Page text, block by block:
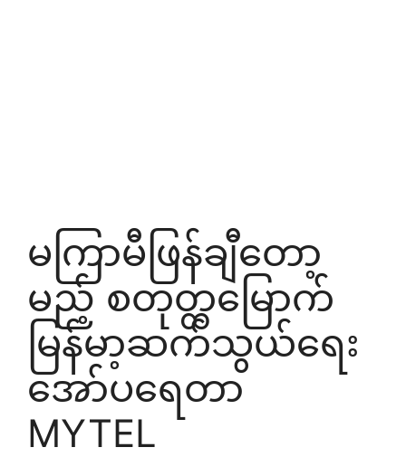
မကြာမီဖြန်ချီတော့
မည့် စတုတ္ထမြောက်
မြန်မာ့ဆက်သွယ်ရေး
အော်ပရေတာ
MYTEL